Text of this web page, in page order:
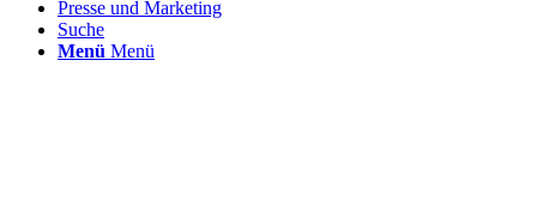
Presse und Marketing
Suche
Menü Menü